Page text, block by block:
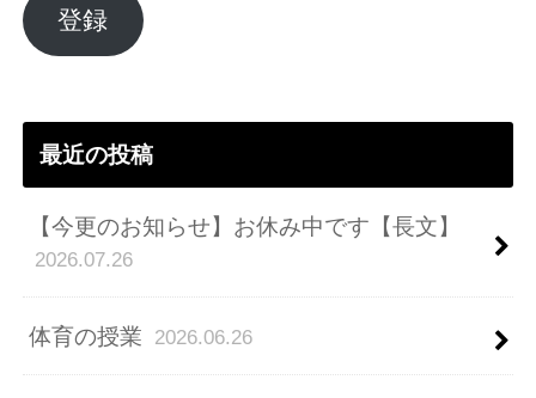
ア
ド
登録
最近の投稿
【今更のお知らせ】お休み中です【長文】
2026.07.26
体育の授業 2026.06.26